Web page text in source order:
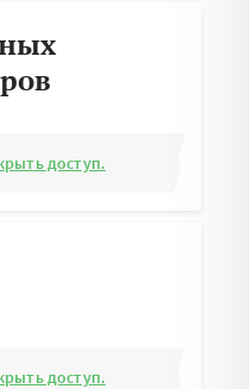
доступ.
доступ.